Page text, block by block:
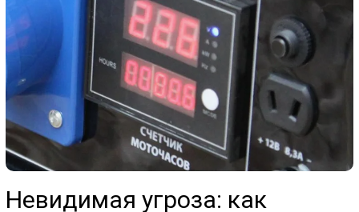
Невидимая угроза: как